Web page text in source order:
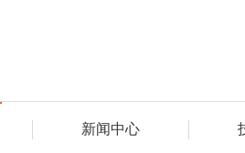
新闻中心